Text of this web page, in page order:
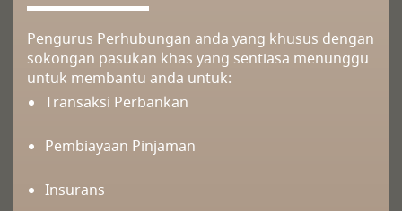
Pengurus Perhubungan anda yang khusus dengan
sokongan pasukan khas yang sentiasa menunggu
untuk membantu anda untuk:
Transaksi Perbankan
Pembiayaan Pinjaman
Insurans